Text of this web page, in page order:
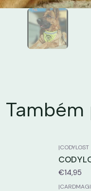
|CODYLOST
€14,95
|